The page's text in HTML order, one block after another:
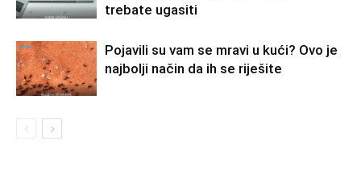
trebate ugasiti
Pojavili su vam se mravi u kući? Ovo je
najbolji način da ih se riješite